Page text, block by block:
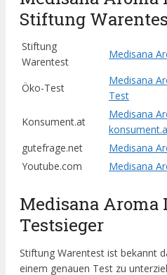
Stiftung
Stiftung
Warentest
Medisana
Öko-Test
Medisana
Test
Konsument.at
Medisana
gutefrage.net
Medisana
Youtube.com
Medisana
Medisana Aroma
Testsieger
Stiftung Warentest ist bekannt
einem genauen Test zu